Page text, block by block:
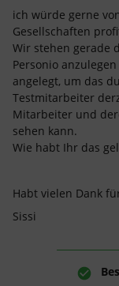
ich würde gerne
Gesellschaften
Wir stehen gerade
Personio
angelegt, um das
Testmitarbeiter
Mitarbeiter und
sehen kann.
Wie habt Ihr das
Habt vielen Dank
Sissi